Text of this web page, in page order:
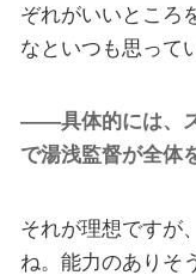
ぞれがいいところ
なといつも思って
――具体的には、
で湯浅監督が全体
それが理想ですが
ね。能力のありそ